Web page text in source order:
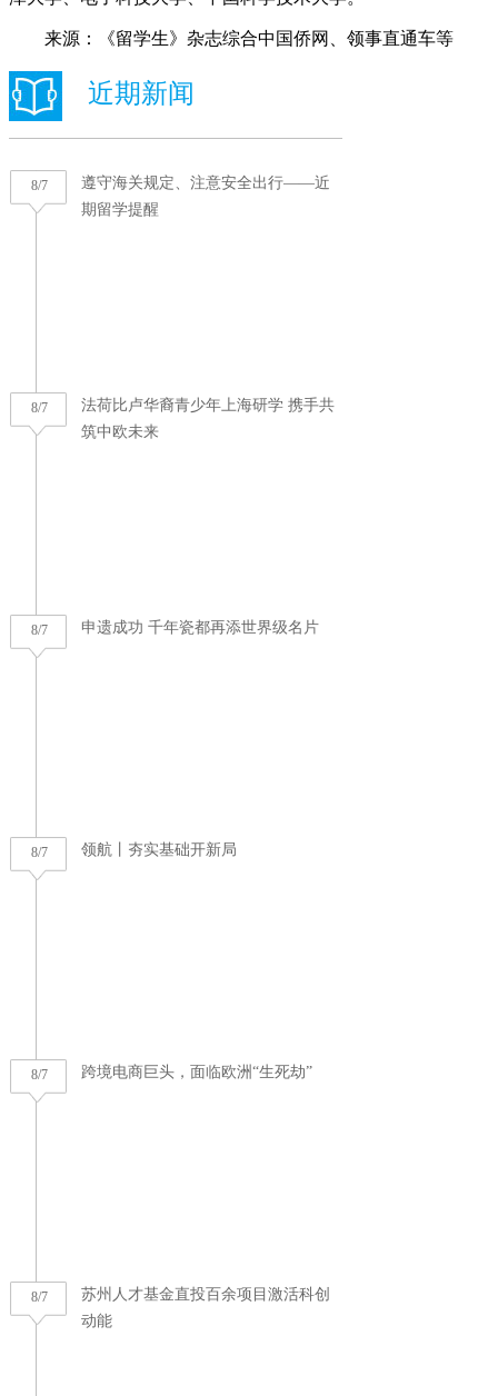
来源：《留学生》杂志综合中国侨网、领事直通车等